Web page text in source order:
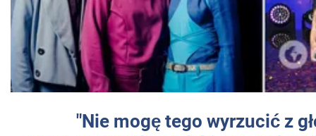
"Nie mogę tego wyrzucić z